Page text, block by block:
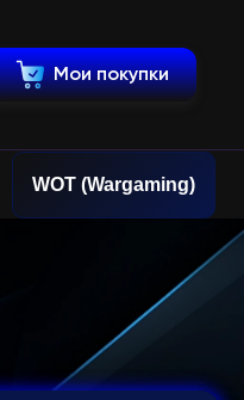
Мои покупки
WOT (Wargaming)